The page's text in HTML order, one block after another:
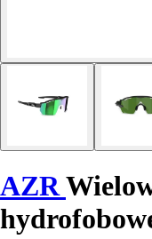
AZR